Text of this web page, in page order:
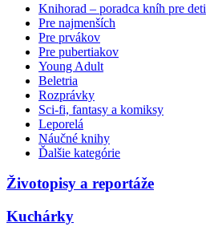
Knihorad – poradca kníh pre deti
Pre najmenších
Pre prvákov
Pre pubertiakov
Young Adult
Beletria
Rozprávky
Sci-fi, fantasy a komiksy
Leporelá
Náučné knihy
Ďalšie kategórie
Životopisy a reportáže
Kuchárky